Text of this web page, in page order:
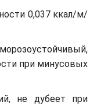
0,037 ккал/м/
при минусовых
не дубеет при